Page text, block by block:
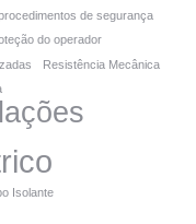
de segurança
do operador
Resistência Mecânica
Isolante